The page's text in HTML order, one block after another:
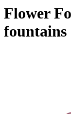
Flower
fountains